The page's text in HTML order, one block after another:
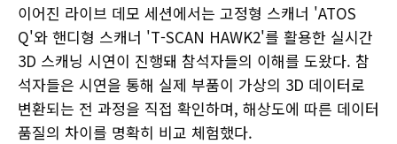
이어진 라이브 데모 세션에서는 고정형 스캐너 'ATOS
Q'와 핸디형 스캐너 'T-SCAN HAWK2'를 활용한 실시간
3D 스캐닝 시연이 진행돼 참석자들의 이해를 도왔다. 참
석자들은 시연을 통해 실제 부품이 가상의 3D 데이터로
변환되는 전 과정을 직접 확인하며, 해상도에 따른 데이터
품질의 차이를 명확히 비교 체험했다.